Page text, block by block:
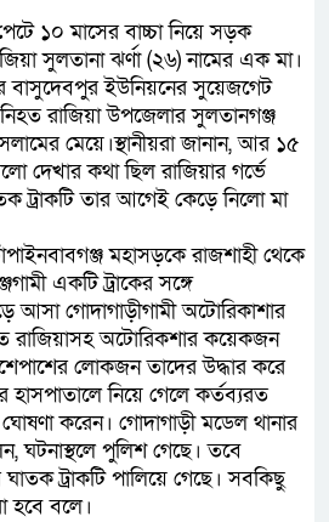
লালমনিরহাটে মাদকসহ
১০ মাসের বাচ্চা নিয়ে সড়ক
সুলতানা ঝর্ণা (২৬) নামের এক মা।
বাসুদেবপুর ইউনিয়নের সুয়েজগেট
রাজিয়া উপজেলার সুলতানগঞ্জ
মেয়ে।স্থানীয়রা জানান, আর ১৫
দেখার কথা ছিল রাজিয়ার গর্ভে
ট্রাকটি তার আগেই কেড়ে নিলো মা
মহাসড়কে রাজশাহী থেকে
একটি ট্রাকের সঙ্গে
আসা গোদাগাড়ীগামী অটোরিকাশার
রাজিয়াসহ অটোরিকশার কয়েকজন
লোকজন তাদের উদ্ধার করে
হাসপাতালে নিয়ে গেলে কর্তব্যরত
করেন। গোদাগাড়ী মডেল থানার
ঘটনাস্থলে পুলিশ গেছে। তবে
ট্রাকটি পালিয়ে গেছে। সবকিছু
হবে বলে।